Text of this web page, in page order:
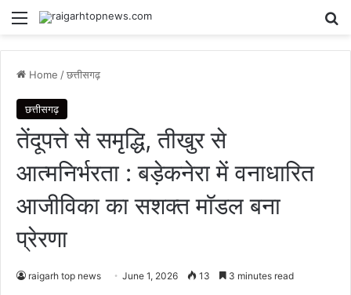
Menu
Home /छत्तीसगढ़
छत्तीसगढ़
तेंदूपत्ते से समृद्धि, तीखुर से
आत्मनिर्भरता : बड़ेकनेरा में वनाधारित
आजीविका का सशक्त मॉडल बना
प्रेरणा
raigarh top news June 1, 2026 13 3 minutes read